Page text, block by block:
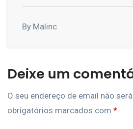
By Malinc
Deixe um
O seu endereço de email não
obrigatórios marcados com *